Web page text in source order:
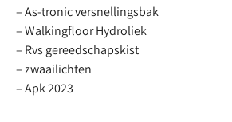
– As-tronic versnellingsbak
– Walkingfloor Hydroliek
– Rvs gereedschapskist
– zwaailichten
– Apk 2023